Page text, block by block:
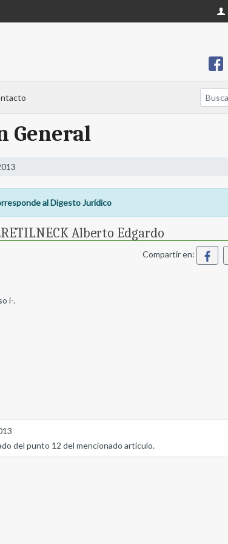
General
al Digesto Jurídico
Alberto Edgardo
Compartir en:
i-.
del punto 12 del mencionado artículo.